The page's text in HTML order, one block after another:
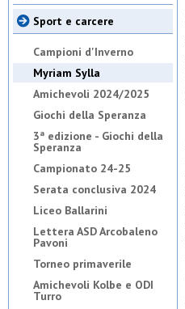
Sport e carcere
Campioni d'Inverno
Myriam Sylla
Amichevoli 2024/2025
Giochi della Speranza
3ª edizione - Giochi della
Speranza
Campionato 24-25
Serata conclusiva 2024
Liceo Ballarini
Lettera ASD Arcobaleno
Pavoni
Torneo primaverile
Amichevoli Kolbe e ODI
Turro